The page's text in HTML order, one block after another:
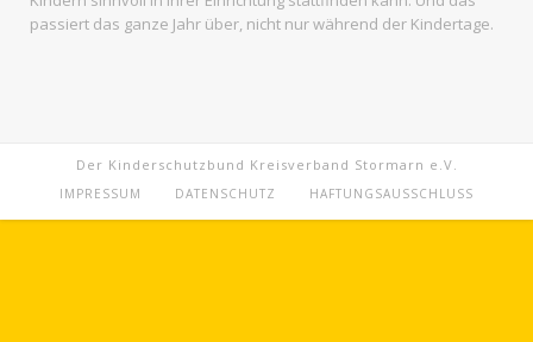
passiert das ganze Jahr über, nicht nur während der Kindertage.
Der Kinderschutzbund Kreisverband Stormarn e.V.
IMPRESSUM DATENSCHUTZ HAFTUNGSAUSSCHLUSS